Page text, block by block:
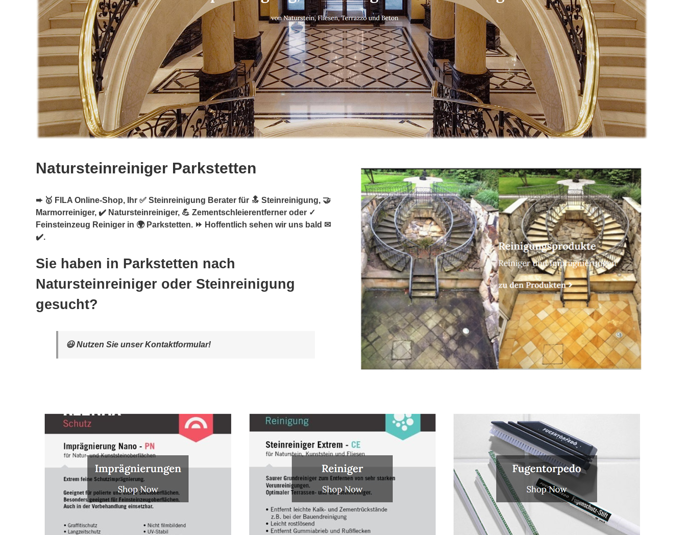
Natursteinreiniger Parkstetten
➨ 🥇 FILA Online-Shop, Ihr ✅ Steinreinigung Berater für 🔝 Steinreinigung, 🤝
Marmorreiniger, ✔️ Natursteinreiniger, 💪 Zementschleierentferner oder ✓
Feinsteinzeug Reiniger in 🌍 Parkstetten. ⏩ Hoffentlich sehen wir uns bald ✉
✔️.
Sie haben in Parkstetten nach
Natursteinreiniger oder Steinreinigung
gesucht?
😃 Nutzen Sie unser Kontaktformular!